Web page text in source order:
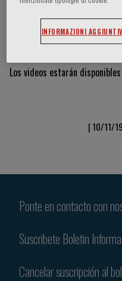
Vídeos y
Los videos estarán
| 10/11/
Ponte en contacto con
Suscribete Boletin
Cancelar suscripción al
INFORMAZIONI